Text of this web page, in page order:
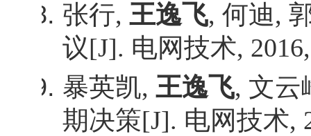
张行, 王逸飞, 何迪,
议[J]. 电网技术,
暴英凯, 王逸飞, 文云
期决策[J]. 电网技术,